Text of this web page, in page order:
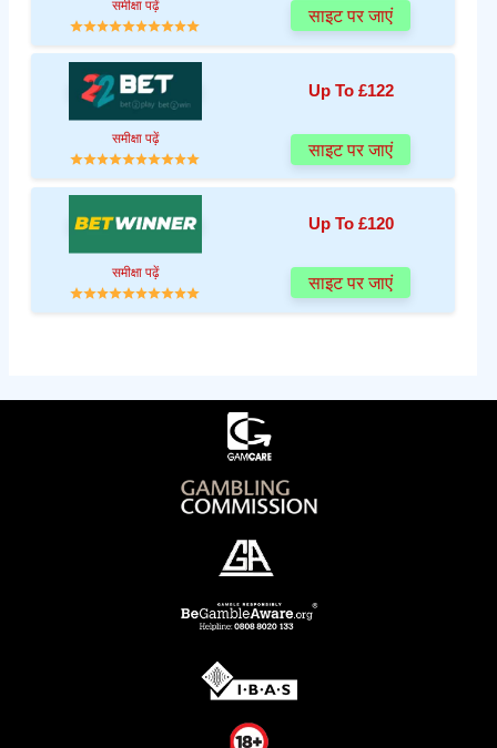
समीक्षा पढ़ें
साइट पर जाएं
Up To £122
समीक्षा पढ़ें
साइट पर जाएं
Up To £120
समीक्षा पढ़ें
साइट पर जाएं